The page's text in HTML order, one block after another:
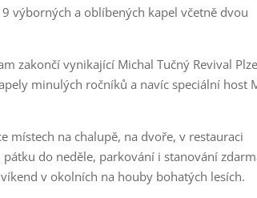
výborných a oblíbených kapel včetně dvou
zakončí vynikající Michal Tučný Revival
minulých ročníků a navíc speciální host
místech na chalupě, na dvoře, v restauraci
do neděle, parkování i stanování
v okolních na houby bohatých lesích.